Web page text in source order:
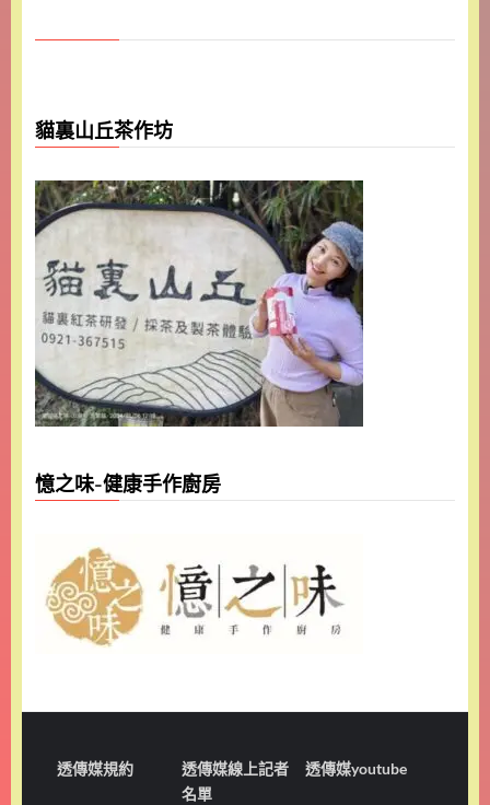
貓裏山丘茶作坊
憶之味-健康手作廚房
透傳媒規約
透傳媒線上記者
名單
透傳媒youtube